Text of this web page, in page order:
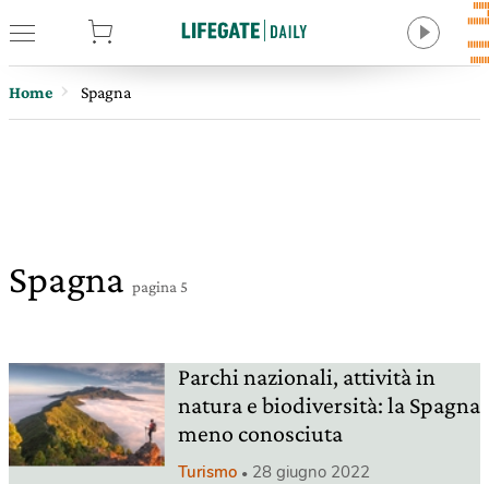
Home Spagna
Spagna pagina 5
Parchi nazionali, attività in
natura e biodiversità: la Spagna
meno conosciuta
Turismo 28 giugno 2022